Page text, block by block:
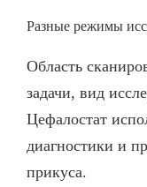
Разные режимы
Область
задачи, вид
Цефалостат
диагностики и
прикуса.